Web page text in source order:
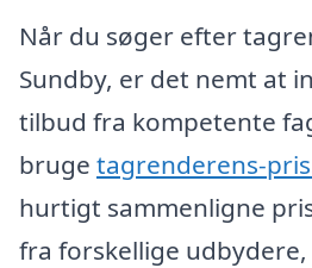
Når du søger efter
Sundby, er det nemt at
tilbud fra kompetente
bruge tagrenderens-
hurtigt sammenligne
fra forskellige